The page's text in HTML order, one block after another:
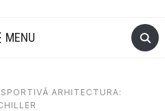
MENU
ARHITECTURA: